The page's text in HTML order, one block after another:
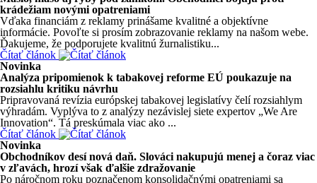
krádežiam novými opatreniami
Vďaka financiám z reklamy prinášame kvalitné a objektívne
informácie. Povoľte si prosím zobrazovanie reklamy na našom webe.
Ďakujeme, že podporujete kvalitnú žurnalistiku...
Čítať článok
Novinka
Analýza pripomienok k tabakovej reforme EÚ poukazuje na
rozsiahlu kritiku návrhu
Pripravovaná revízia európskej tabakovej legislatívy čelí rozsiahlym
výhradám. Vyplýva to z analýzy nezávislej siete expertov „We Are
Innovation“. Tá preskúmala viac ako ...
Čítať článok
Novinka
Obchodníkov desí nová daň. Slováci nakupujú menej a čoraz viac
v zľavách, hrozí však ďalšie zdražovanie
Po náročnom roku poznačenom konsolidačnými opatreniami sa